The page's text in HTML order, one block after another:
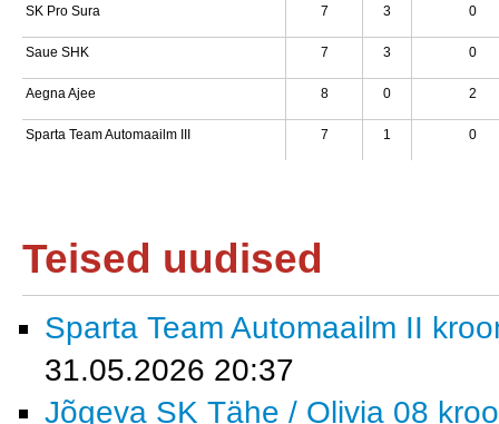
SK Pro Sura 7 3 0
Saue SHK 7 3 0
Aegna Ajee 8 0 2
Sparta Team Automaailm III 7 1 0
Teised uudised
Sparta Team Automaailm II
31.05.2026 20:37
Jõgeva SK Tähe / Olivia 08